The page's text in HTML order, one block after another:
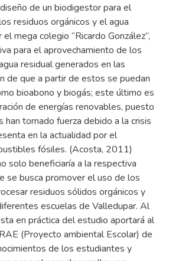
de un biodigestor para el
residuos orgánicos y el agua
mega colegio “Ricardo González”,
para el aprovechamiento de los
residual generados en las
de que a partir de estos se puedan
bioabono y biogás; este último es
de energías renovables, puesto
tomado fuerza debido a la crisis
en la actualidad por el
fósiles. (Acosta, 2011)
solo beneficiaría a la respectiva
se busca promover el uso de los
residuos sólidos orgánicos y
escuelas de Valledupar. Al
en práctica del estudio aportará al
(Proyecto ambiental Escolar) de
de los estudiantes y